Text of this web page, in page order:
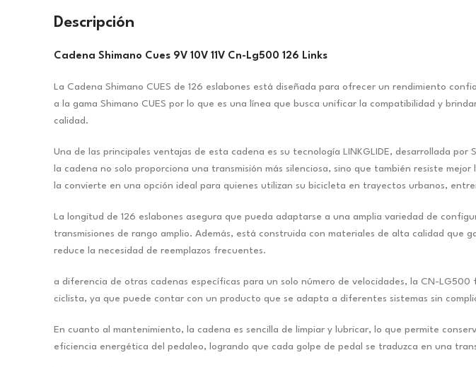
Descripción
Cadena Shimano Cues 9V 10V 11V Cn-Lg500 126 Links
La Cadena Shimano CUES de 126 eslabones está diseñada para ofrecer un rendimiento
a la gama Shimano CUES por lo que es una línea que busca unificar la compatibilidad y
calidad.
Una de las principales ventajas de esta cadena es su tecnología LINKGLIDE, desarrollada
la cadena no solo proporciona una transmisión más silenciosa, sino que también resiste
la convierte en una opción ideal para quienes utilizan su bicicleta en trayectos urbanos,
La longitud de 126 eslabones asegura que pueda adaptarse a una amplia variedad de
transmisiones de rango amplio. Además, está construida con materiales de alta calidad
reduce la necesidad de reemplazos frecuentes.
a diferencia de otras cadenas específicas para un solo número de velocidades, la CN-
ciclista, ya que puede contar con un producto que se adapta a diferentes sistemas sin
En cuanto al mantenimiento, la cadena es sencilla de limpiar y lubricar, lo que permite
eficiencia energética del pedaleo, logrando que cada golpe de pedal se traduzca en una